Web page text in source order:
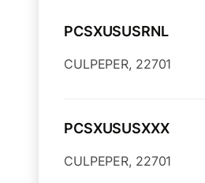
PCSXUSUSRNL
CULPEPER, 22701
PCSXUSUSXXX
CULPEPER, 22701